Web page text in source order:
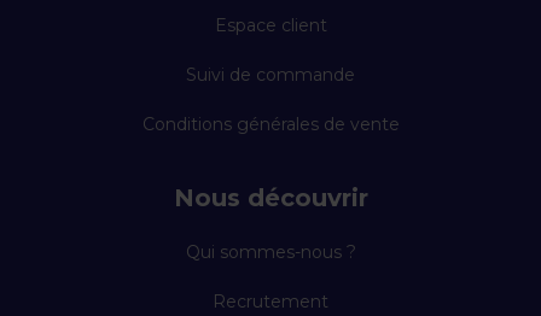
Espace client
Suivi de commande
Conditions générales de vente
Nous découvrir
Qui sommes-nous ?
Recrutement